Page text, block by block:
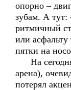
опорно –
зубам. А
ритмичный
или
пятки на
На сегодня
арена),
потерял